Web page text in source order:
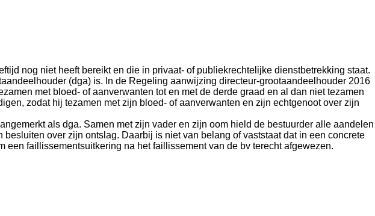
nog niet heeft bereikt en die in privaat- of publiekrechtelijke dienstbetrekking staat.
(dga) is. In de Regeling aanwijzing directeur-grootaandeelhouder 2016
met bloed- of aanverwanten tot en met de derde graad en al dan niet tezamen
zodat hij tezamen met zijn bloed- of aanverwanten en zijn echtgenoot over zijn
als dga. Samen met zijn vader en zijn oom hield de bestuurder alle aandelen
over zijn ontslag. Daarbij is niet van belang of vaststaat dat in een concrete
faillissementsuitkering na het faillissement van de bv terecht afgewezen.